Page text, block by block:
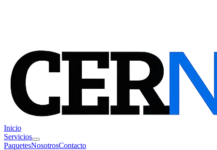
Inicio
Servicios
PaquetesNosotrosContacto